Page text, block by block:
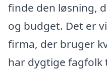
finde den løsning,
og budget. Det er
firma, der bruger
har dygtige fagfolk